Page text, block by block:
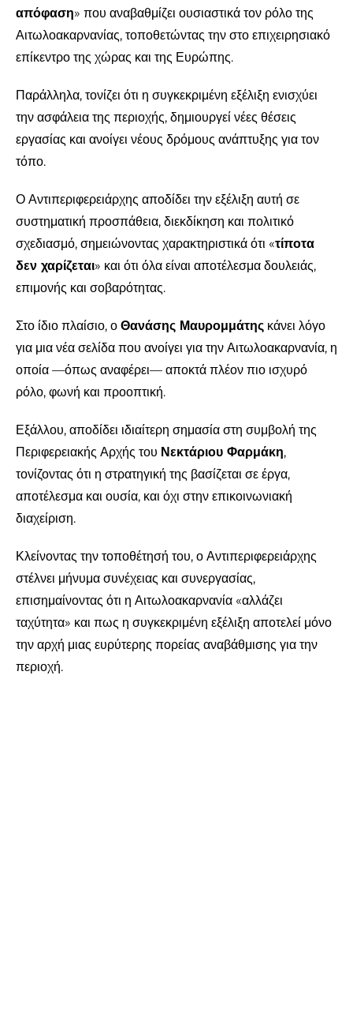
απόφαση» που αναβαθμίζει ουσιαστικά τον ρόλο της
Αιτωλοακαρνανίας, τοποθετώντας την στο επιχειρησιακό
επίκεντρο της χώρας και της Ευρώπης.
Παράλληλα, τονίζει ότι η συγκεκριμένη εξέλιξη ενισχύει
την ασφάλεια της περιοχής, δημιουργεί νέες θέσεις
εργασίας και ανοίγει νέους δρόμους ανάπτυξης για τον
τόπο.
Ο Αντιπεριφερειάρχης αποδίδει την εξέλιξη αυτή σε
συστηματική προσπάθεια, διεκδίκηση και πολιτικό
σχεδιασμό, σημειώνοντας χαρακτηριστικά ότι «τίποτα
δεν χαρίζεται» και ότι όλα είναι αποτέλεσμα δουλειάς,
επιμονής και σοβαρότητας.
Στο ίδιο πλαίσιο, ο Θανάσης Μαυρομμάτης κάνει λόγο
για μια νέα σελίδα που ανοίγει για την Αιτωλοακαρνανία, η
οποία —όπως αναφέρει— αποκτά πλέον πιο ισχυρό
ρόλο, φωνή και προοπτική.
Εξάλλου, αποδίδει ιδιαίτερη σημασία στη συμβολή της
Περιφερειακής Αρχής του Νεκτάριου Φαρμάκη,
τονίζοντας ότι η στρατηγική της βασίζεται σε έργα,
αποτέλεσμα και ουσία, και όχι στην επικοινωνιακή
διαχείριση.
Κλείνοντας την τοποθέτησή του, ο Αντιπεριφερειάρχης
στέλνει μήνυμα συνέχειας και συνεργασίας,
επισημαίνοντας ότι η Αιτωλοακαρνανία «αλλάζει
ταχύτητα» και πως η συγκεκριμένη εξέλιξη αποτελεί μόνο
την αρχή μιας ευρύτερης πορείας αναβάθμισης για την
περιοχή.